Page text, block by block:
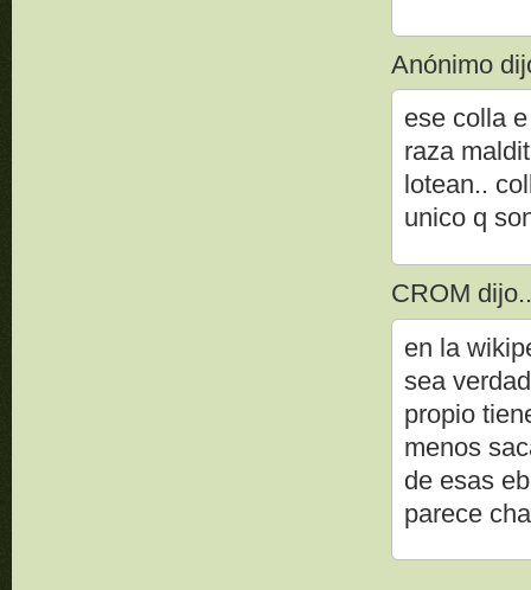
Anónimo
ese colla
raza
lotean..
unico q
CROM
en la
sea
propio
menos
de esas
parece